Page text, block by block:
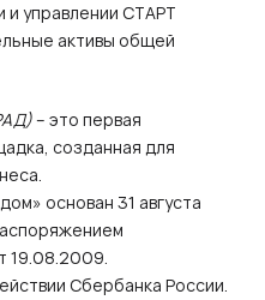
и управлении СТАРТ
активы общей
– это первая
созданная для
оcнован 31 августа
19.08.2009.
Сбербанка России.